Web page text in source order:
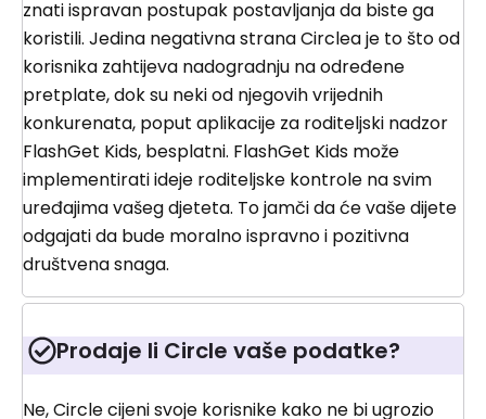
znati ispravan postupak postavljanja da biste ga
koristili. Jedina negativna strana Circlea je to što od
korisnika zahtijeva nadogradnju na određene
pretplate, dok su neki od njegovih vrijednih
konkurenata, poput aplikacije za roditeljski nadzor
FlashGet Kids, besplatni. FlashGet Kids može
implementirati ideje roditeljske kontrole na svim
uređajima vašeg djeteta. To jamči da će vaše dijete
odgajati da bude moralno ispravno i pozitivna
društvena snaga.
Prodaje li Circle vaše podatke?
Ne, Circle cijeni svoje korisnike kako ne bi ugrozio